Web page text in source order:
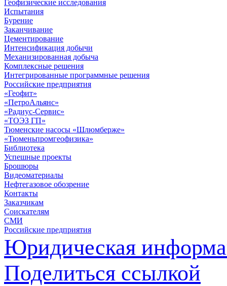
Геофизические исследования
Испытания
Бурение
Заканчивание
Цементирование
Интенсификация добычи
Механизированная добыча
Комплексные решения
Интегрированные программные решения
Российские предприятия
«Геофит»
«ПетроАльянс»
«Радиус-Сервис»
«ТОЭЗ ГП»
Тюменские насосы «Шлюмберже»
«Тюменьпромгеофизика»
Библиотека
Успешные проекты
Брошюры
Видеоматериалы
Нефтегазовое обозрение
Контакты
Заказчикам
Соискателям
СМИ
Российские предприятия
Юридическая
Поделиться ссылкой